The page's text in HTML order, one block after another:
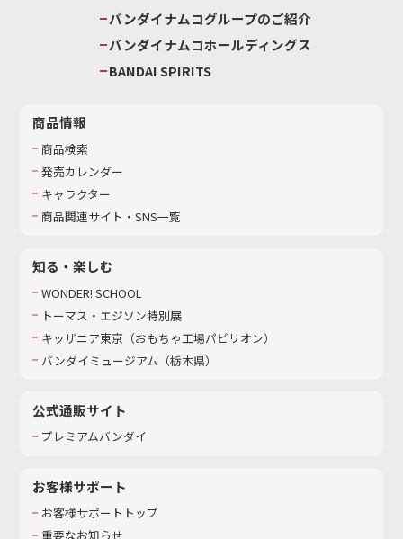
バンダイナムコグループのご紹介
バンダイナムコホールディングス
BANDAI SPIRITS
商品情報
商品検索
発売カレンダー
キャラクター
商品関連サイト・SNS一覧
知る・楽しむ
WONDER! SCHOOL
トーマス・エジソン特別展
キッザニア東京（おもちゃ工場パビリオン）​
バンダイミュージアム（栃木県）
公式通販サイト
プレミアムバンダイ
お客様サポート
お客様サポートトップ
重要なお知らせ